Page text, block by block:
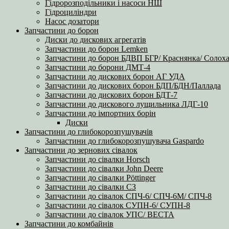
Гідророзподільники і насоси НШ
Гідроциліндри
Насос дозатори
Запчастини до борон
Диски до дискових агрегатів
Запчастини до борон Lemken
Запчастини до борон БДВП БГР/ Краснянка/
Запчастини до борони ДМТ-4
Запчастини до дискових борон АГ УДА
Запчастини до дискових борон БДП/БДН/Паллада
Запчастини до дискових борон БДТ-7
Запчастини до дискового лущильника ЛДГ-10
Запчастини до імпортних борін
Диски
Запчастини до глибокорозпушувачів
Запчастини до глибокорозпушувача Gaspardo
Запчастини до зернових сівалок
Запчастини до сівалки Horsch
Запчастини до сівалки John Deere
Запчастини до сівалки Pöttinger
Запчастини до сівалки СЗ
Запчастини до сівалок СПЧ-6/ СПЧ-6М/ СПЧ-8
Запчастини до сівалок СУПН-6/ СУПН-8
Запчастини до сівалок УПС/ ВЕСТА
Запчастини до комбайнів